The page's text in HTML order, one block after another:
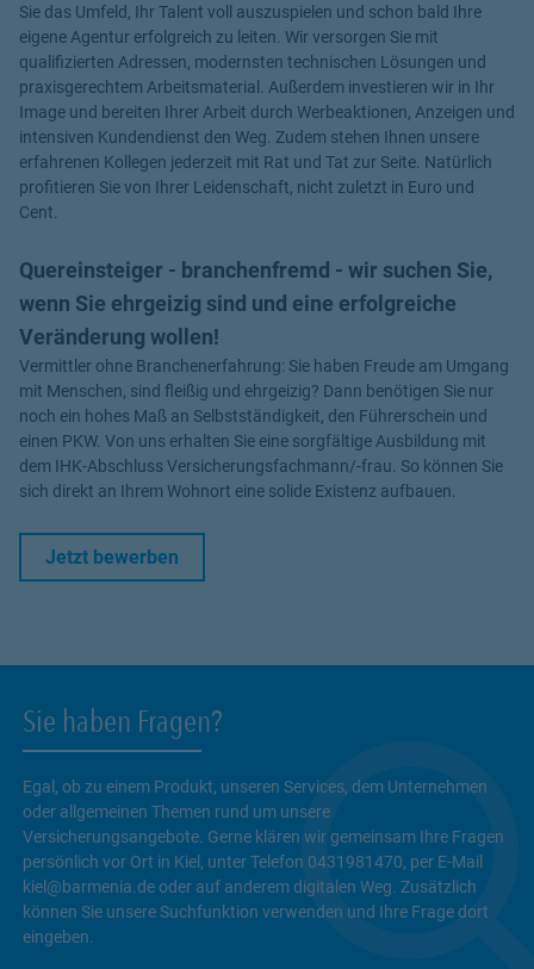
Sie das Umfeld, Ihr Talent voll auszuspielen und schon bald Ihre
eigene Agentur erfolgreich zu leiten. Wir versorgen Sie mit
qualifizierten Adressen, modernsten technischen Lösungen und
praxisgerechtem Arbeitsmaterial. Außerdem investieren wir in Ihr
Image und bereiten Ihrer Arbeit durch Werbeaktionen, Anzeigen und
intensiven Kundendienst den Weg. Zudem stehen Ihnen unsere
erfahrenen Kollegen jederzeit mit Rat und Tat zur Seite. Natürlich
profitieren Sie von Ihrer Leidenschaft, nicht zuletzt in Euro und
Cent.
Quereinsteiger - branchenfremd - wir suchen Sie,
wenn Sie ehrgeizig sind und eine erfolgreiche
Veränderung wollen!
Vermittler ohne Branchenerfahrung: Sie haben Freude am Umgang
mit Menschen, sind fleißig und ehrgeizig? Dann benötigen Sie nur
noch ein hohes Maß an Selbstständigkeit, den Führerschein und
einen PKW. Von uns erhalten Sie eine sorgfältige Ausbildung mit
dem IHK-Abschluss Versicherungsfachmann/-frau. So können Sie
sich direkt an Ihrem Wohnort eine solide Existenz aufbauen.
Jetzt bewerben
Sie haben Fragen?
Egal, ob zu einem Produkt, unseren Services, dem Unternehmen
oder allgemeinen Themen rund um unsere
Versicherungsangebote. Gerne klären wir gemeinsam Ihre Fragen
persönlich vor Ort in Kiel, unter Telefon 0431981470, per E-Mail
kiel@barmenia.de oder auf anderem digitalen Weg. Zusätzlich
können Sie unsere Suchfunktion verwenden und Ihre Frage dort
eingeben.